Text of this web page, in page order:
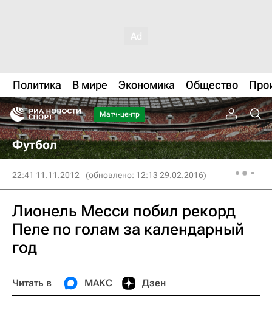
Политика В мире Экономика Общество
Матч-центр
Футбол
22:41 11.11.2012 (обновлено: 12:13 29.02.2016)
Лионель Месси побил рекорд
Пеле по голам за календарный
год
Читать в МАКС Дзен